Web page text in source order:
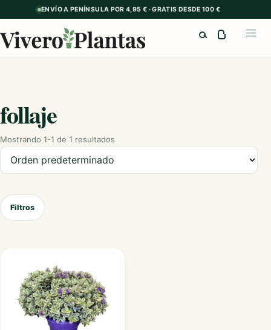
ENVÍO A PENÍNSULA POR 4,95 € · GRATIS DESDE 100 €
follaje
Mostrando 1-1 de 1 resultados
Ordenar productos
Filtros